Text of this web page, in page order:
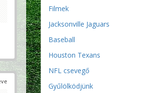
Filmek
Jacksonville Jaguars
Baseball
Houston Texans
NFL csevegő
Gyűlölködjünk